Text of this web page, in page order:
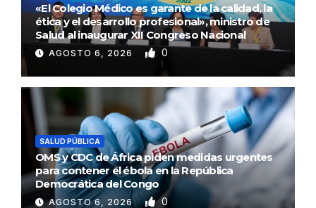
«El Colegio Médico es garante de la calidad, la
ética y el desarrollo profesional», ministro de
Salud al inaugurar XII Congreso Nacional
AGOSTO 6, 2026 0
SALUD PÚBLICA
OMS y CDC de África piden medidas urgentes
para contener el ébola en la República
Democrática del Congo
AGOSTO 6, 2026 0